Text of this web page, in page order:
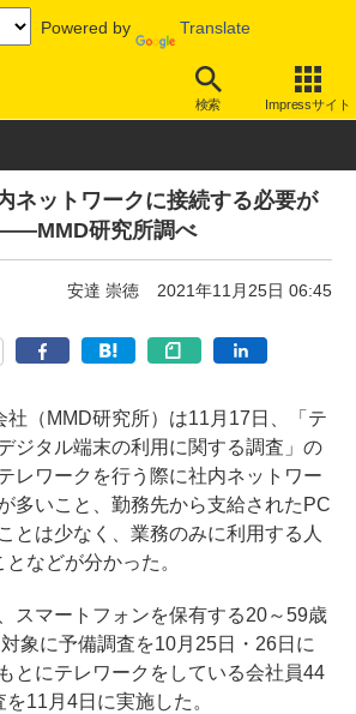
Powered by Translate
検索 Impressサイト
ック テレワーク
ネットワークに接続する必要が
研究所調べ
安達 崇徳 2021年11月25日 06:45
（MMD研究所）は11月17日、「テ
ジタル端末の利用に関する調査」の
レワークを行う際に社内ネットワー
多いこと、勤務先から支給されたPC
とは少なく、業務のみに利用する人
などが分かった。
スマートフォンを保有する20～59歳
象に予備調査を10月25日・26日に
とにテレワークをしている会社員44
11月4日に実施した。